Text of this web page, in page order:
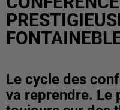
Le cycle des
va reprendre. Le